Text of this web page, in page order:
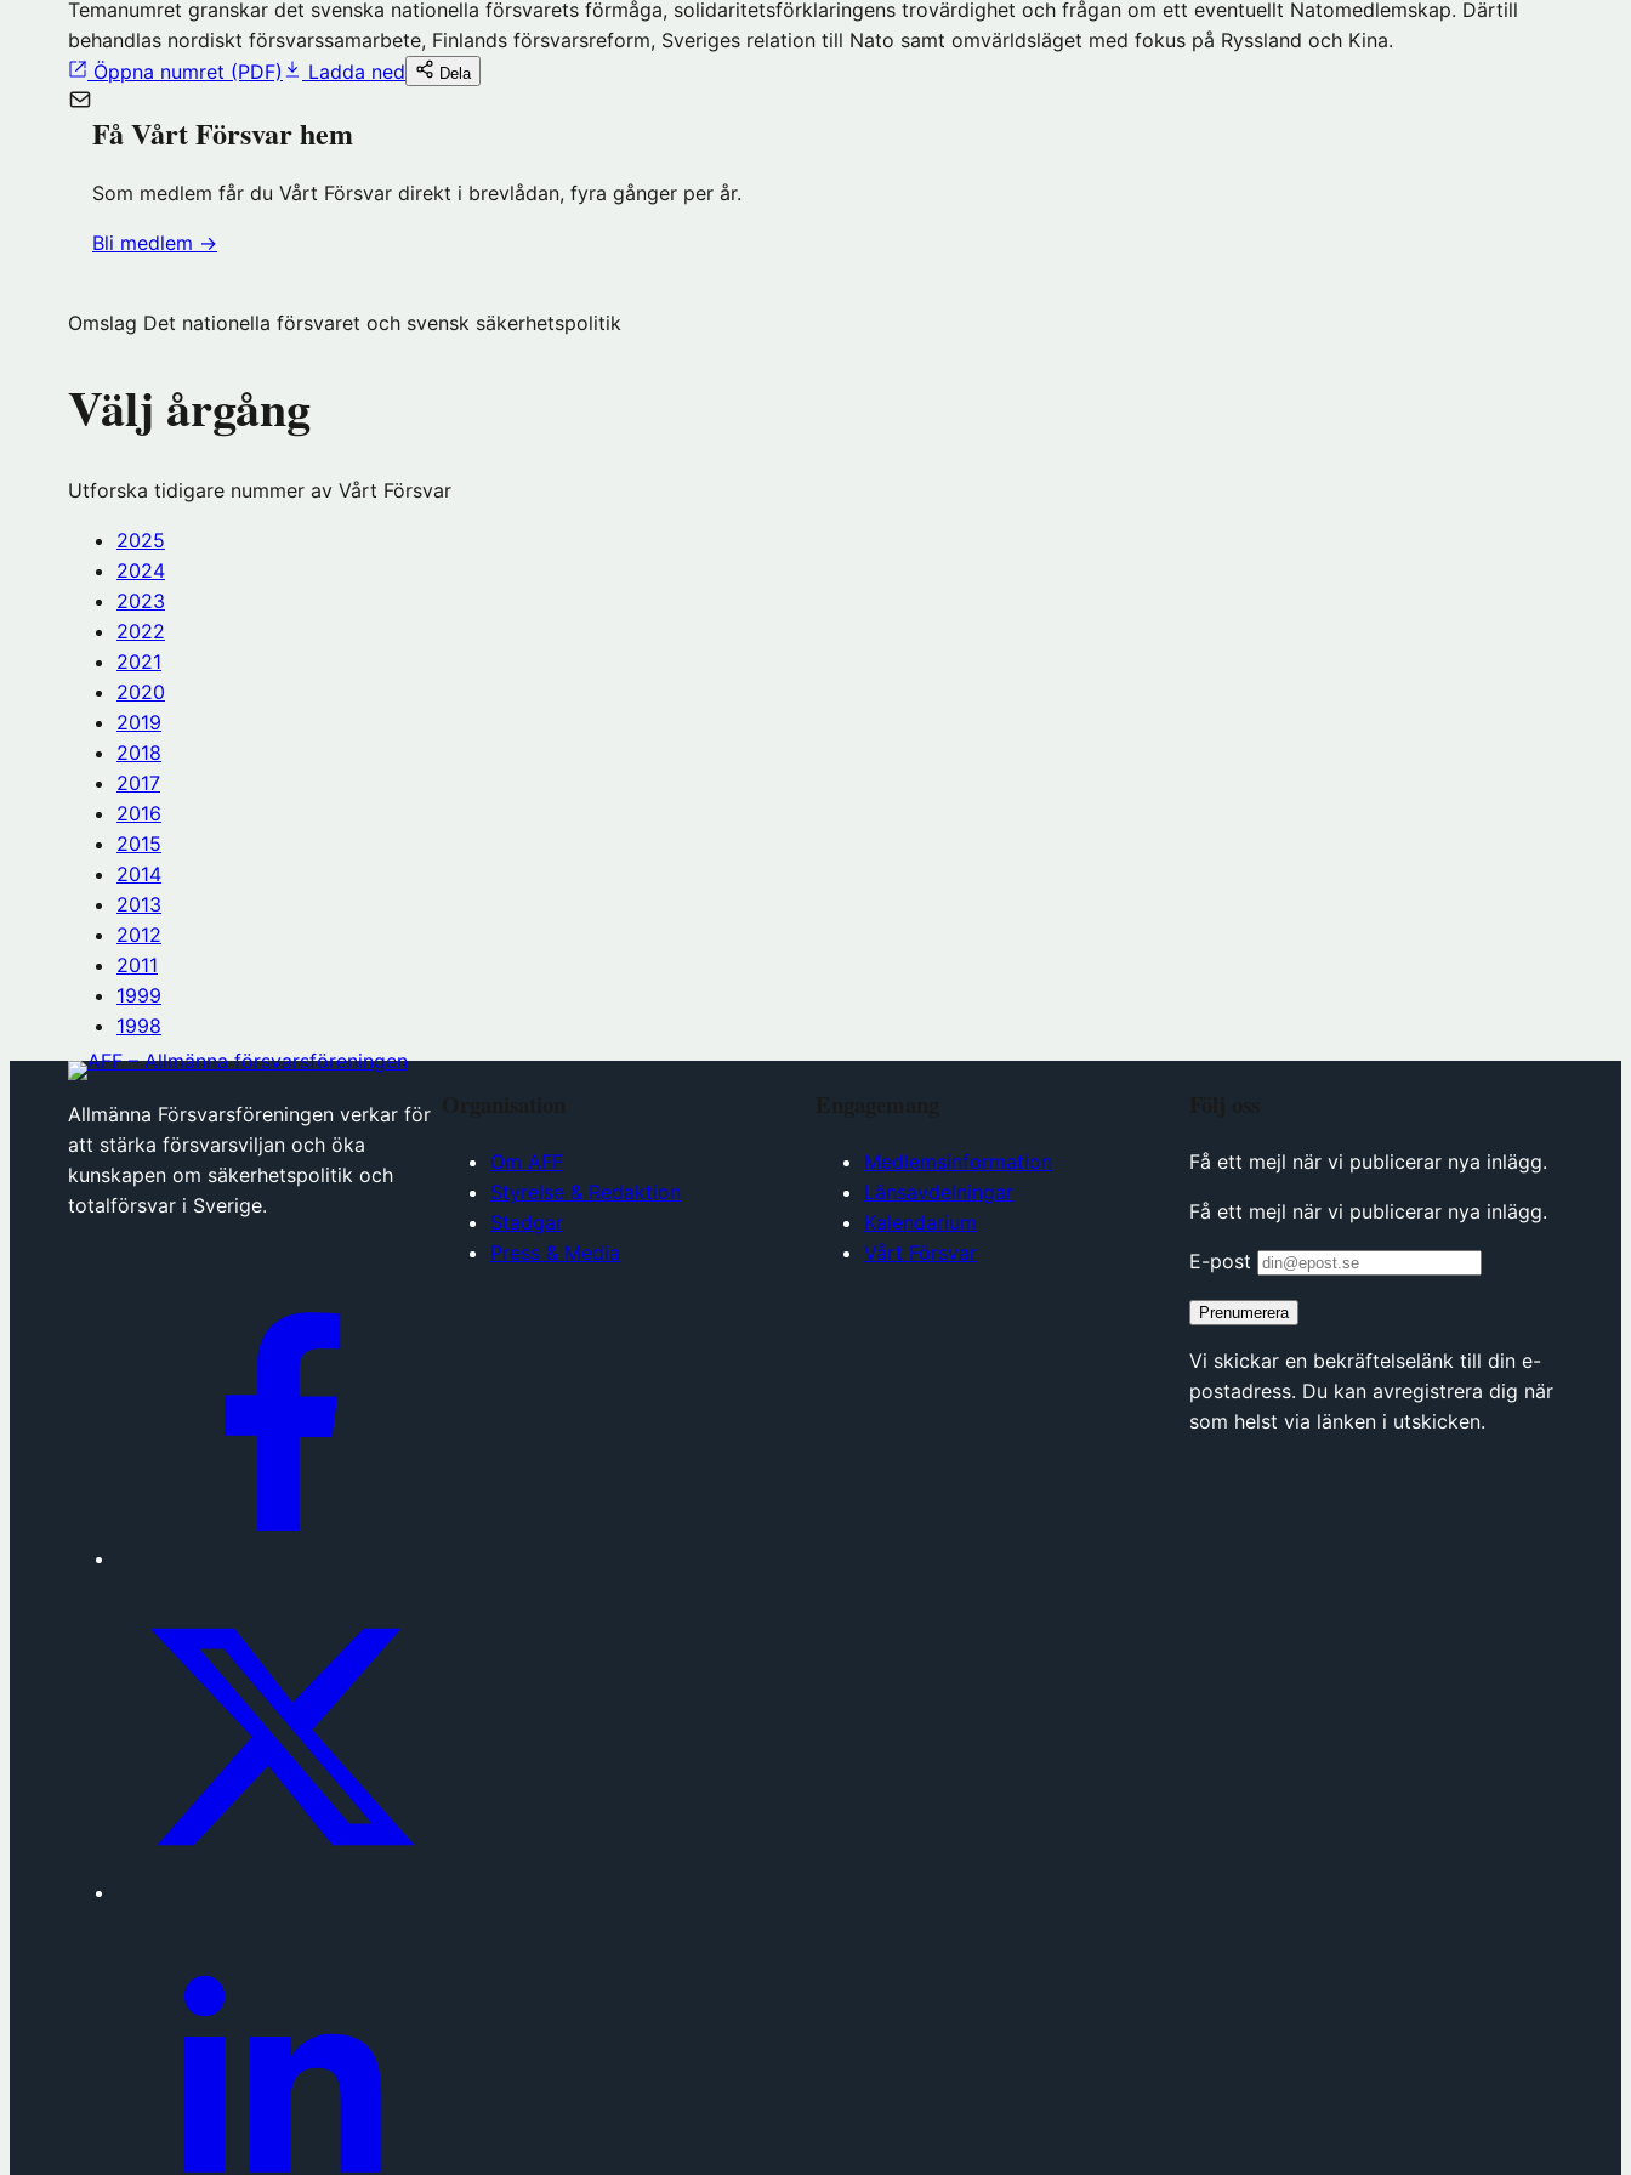
Temanumret granskar det svenska nationella försvarets förmåga, solidaritetsförklaringens trovärdighet och frågan om ett eventuellt Natomedlemskap. Därtill
behandlas nordiskt försvarssamarbete, Finlands försvarsreform, Sveriges relation till Nato samt omvärldsläget med fokus på Ryssland och Kina.
Öppna numret (PDF)
Ladda ned Dela
Få Vårt Försvar hem
Som medlem får du Vårt Försvar direkt i brevlådan, fyra gånger per år.
Bli medlem →
fönster
Föreningshuset)
Omslag Det nationella försvaret och svensk säkerhetspolitik
Välj årgång
Utforska tidigare nummer av Vårt Försvar
2025
2024
2023
2022
2021
2020
2019
2018
2017
2016
2015
2014
2013
2012
2011
1999
1998
Allmänna Försvarsföreningen verkar för
att stärka försvarsviljan och öka
kunskapen om säkerhetspolitik och
totalförsvar i Sverige.
Om AFF
Styrelse & Redaktion
Stadgar
Press & Media
Medlemsinformation
Länsavdelningar
Kalendarium
Vårt Försvar
Få ett mejl när vi publicerar nya inlägg.
Få ett mejl när vi publicerar nya inlägg.
E-post
Prenumerera
Vi skickar en bekräftelselänk till din e-
postadress. Du kan avregistrera dig när
som helst via länken i utskicken.